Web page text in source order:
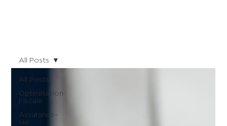
All Posts
Optimisation
Fiscale
Assurance-
vie
All Posts